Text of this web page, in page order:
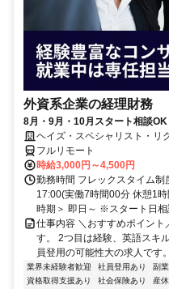
外資系企業の経理財務
8月・9月・10月スタート相談
大／700万～800万／リモート勤
ヘイズ・スペシャリスト・リ
フルリモート
時給3,000円～4,500円
勤務時間 フレックスタイム制
17:00(実働7時間00分 休憩1
時期＞ 即日～ ※スタート日相
仕事内容 ＼おすすめポイン
す。 2つ目は経験、英語スキ
員登用の可能性大の求人です
業界未経験者歓迎 社員登用あり 副
資格取得支援あり
社会保険あり 産